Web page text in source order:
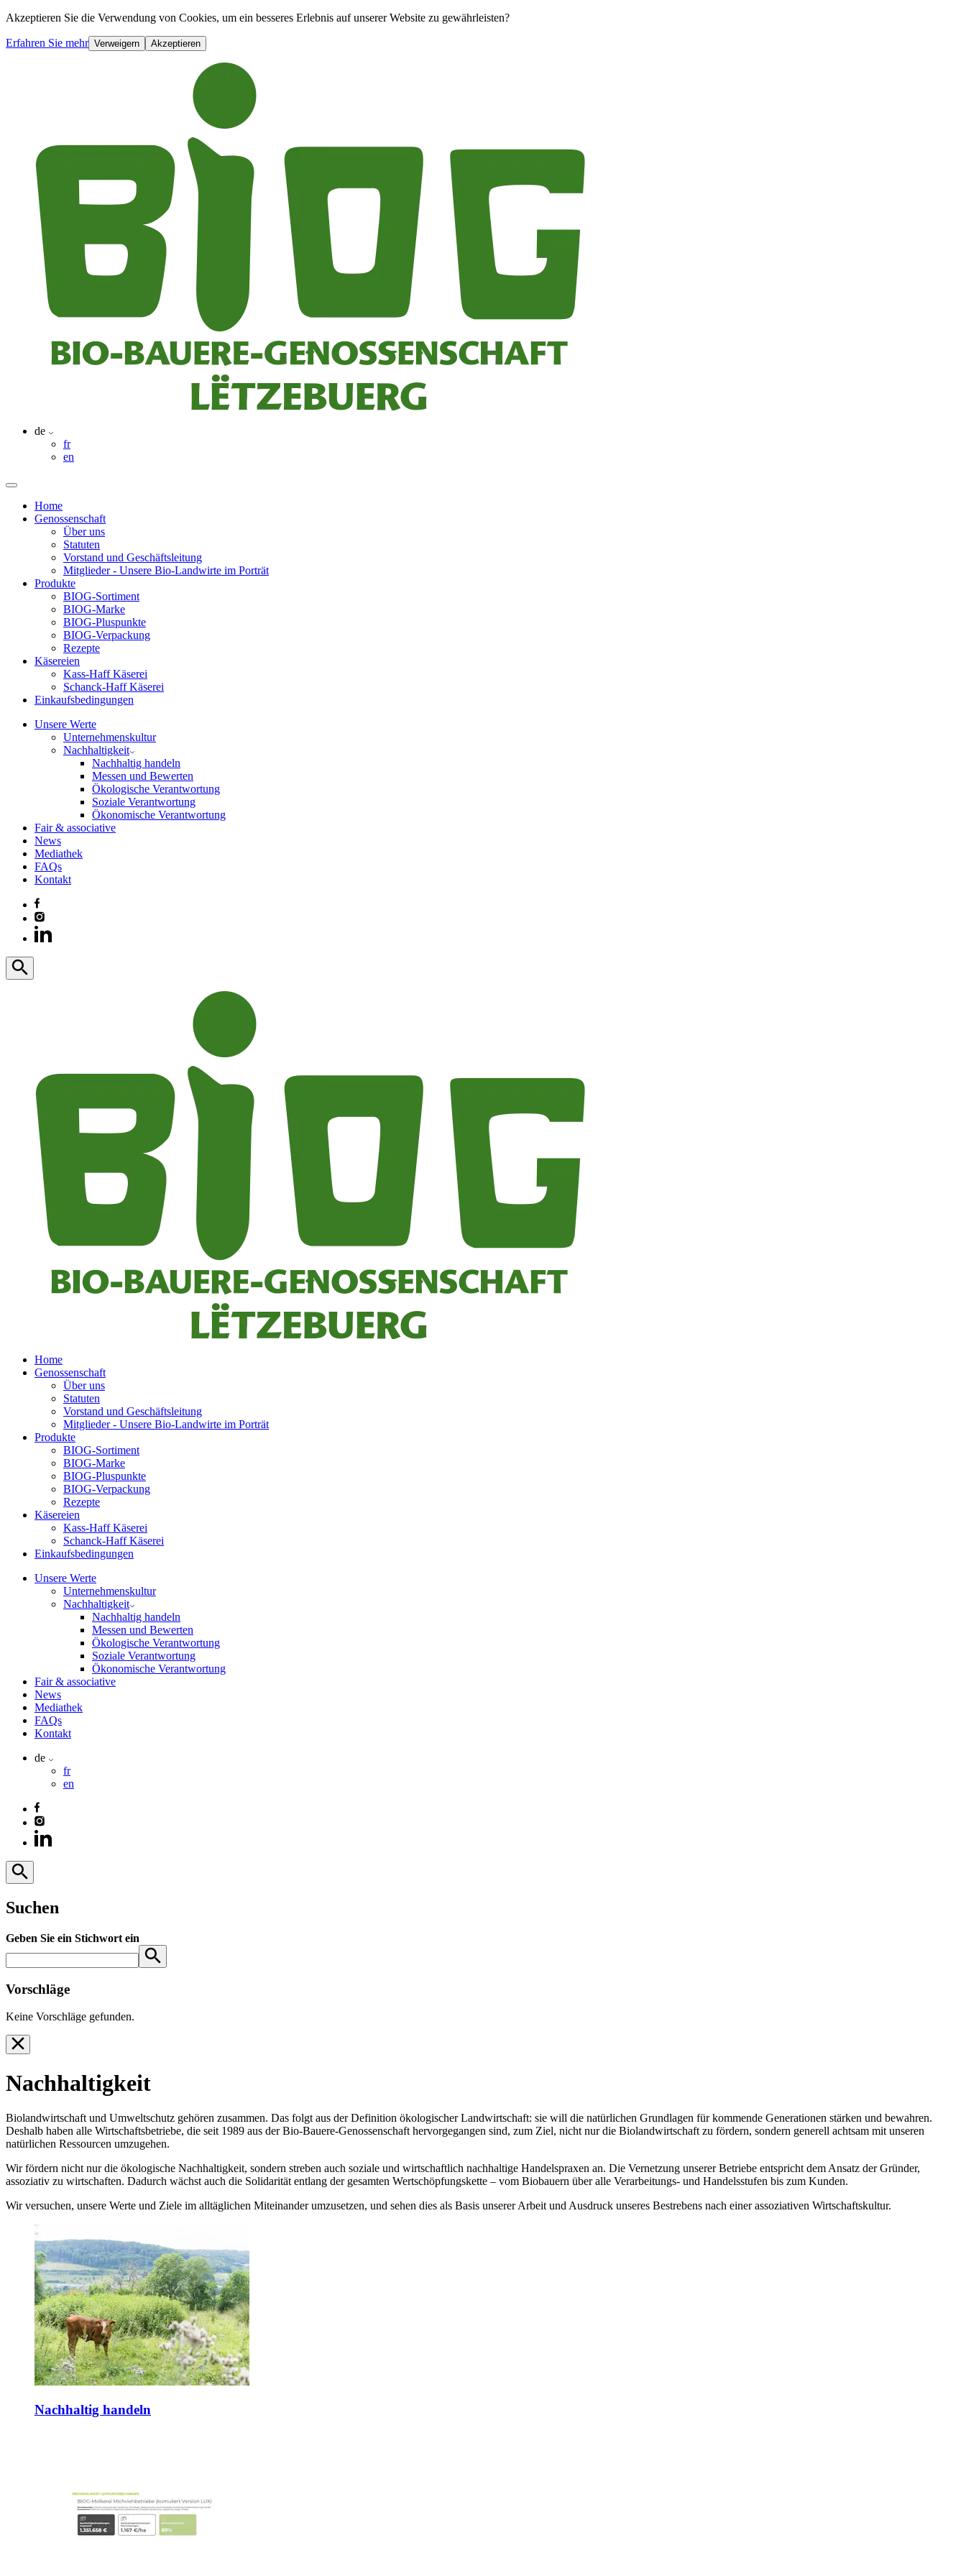
Akzeptieren Sie die Verwendung von Cookies, um ein besseres Erlebnis auf unserer Website zu gewährleisten?
Erfahren Sie mehr Verweigern Akzeptieren
de
fr
en
Home
Genossenschaft
Über uns
Statuten
Vorstand und Geschäftsleitung
Mitglieder - Unsere Bio-Landwirte im Porträt
Produkte
BIOG-Sortiment
BIOG-Marke
BIOG-Pluspunkte
BIOG-Verpackung
Rezepte
Käsereien
Kass-Haff Käserei
Schanck-Haff Käserei
Einkaufsbedingungen
Unsere Werte
Unternehmenskultur
Nachhaltigkeit
Nachhaltig handeln
Messen und Bewerten
Ökologische Verantwortung
Soziale Verantwortung
Ökonomische Verantwortung
Fair & associative
News
Mediathek
FAQs
Kontakt
Home
Genossenschaft
Über uns
Statuten
Vorstand und Geschäftsleitung
Mitglieder - Unsere Bio-Landwirte im Porträt
Produkte
BIOG-Sortiment
BIOG-Marke
BIOG-Pluspunkte
BIOG-Verpackung
Rezepte
Käsereien
Kass-Haff Käserei
Schanck-Haff Käserei
Einkaufsbedingungen
Unsere Werte
Unternehmenskultur
Nachhaltigkeit
Nachhaltig handeln
Messen und Bewerten
Ökologische Verantwortung
Soziale Verantwortung
Ökonomische Verantwortung
Fair & associative
News
Mediathek
FAQs
Kontakt
de
fr
en
Suchen
Geben Sie ein Stichwort ein
Vorschläge
Keine Vorschläge gefunden.
Nachhaltigkeit
Biolandwirtschaft und Umweltschutz gehören zusammen. Das folgt aus der Definition ökologischer Landwirtschaft: sie will die natürlichen Grundlagen für kommende Generationen stärken und bewahren.
Deshalb haben alle Wirtschaftsbetriebe, die seit 1989 aus der Bio-Bauere-Genossenschaft hervorgegangen sind, zum Ziel, nicht nur die Biolandwirtschaft zu fördern, sondern generell achtsam mit unseren
natürlichen Ressourcen umzugehen.
Wir fördern nicht nur die ökologische Nachhaltigkeit, sondern streben auch soziale und wirtschaftlich nachhaltige Handelspraxen an. Die Vernetzung unserer Betriebe entspricht dem Ansatz der Gründer,
assoziativ zu wirtschaften. Dadurch wächst auch die Solidarität entlang der gesamten Wertschöpfungskette – vom Biobauern über alle Verarbeitungs- und Handelsstufen bis zum Kunden.
Wir versuchen, unsere Werte und Ziele im alltäglichen Miteinander umzusetzen, und sehen dies als Basis unserer Arbeit und Ausdruck unseres Bestrebens nach einer assoziativen Wirtschaftskultur.
Nachhaltig handeln